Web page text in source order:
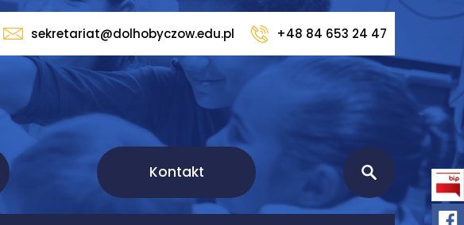
sekretariat@dolhobyczow.edu.pl +48 84 653 24 47
Kontakt